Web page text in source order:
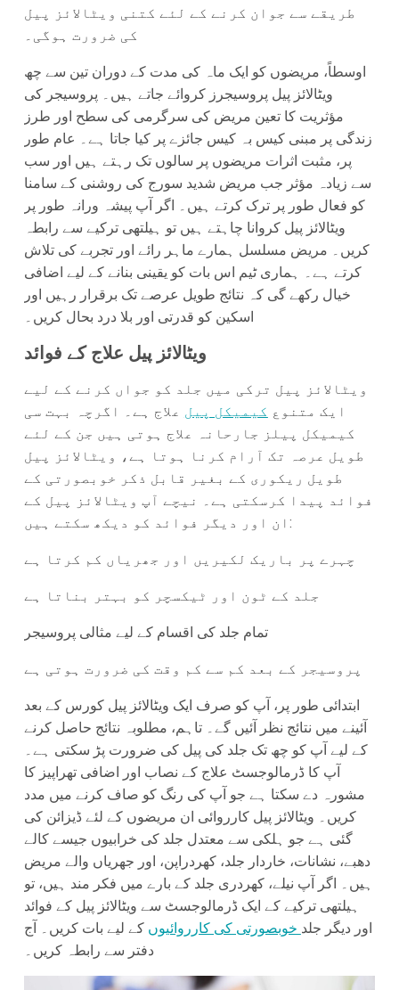
طریقے سے جوان کرنے کے لئے کتنی ویٹالائز پیل
کی ضرورت ہوگی۔
اوسطاً، مریضوں کو ایک ماہ کی مدت کے دوران تین سے چھ
ویٹالائز پیل پروسیجرز کروائے جاتے ہیں۔ پروسیجر کی
مؤثریت کا تعین مریض کی سرگرمی کی سطح اور طرز
زندگی پر مبنی کیس بہ کیس جائزے پر کیا جاتا ہے۔ عام طور
پر، مثبت اثرات مریضوں پر سالوں تک رہتے ہیں اور سب
سے زیادہ مؤثر جب مریض شدید سورج کی روشنی کے سامنا
کو فعال طور پر ترک کرتے ہیں۔ اگر آپ پیشہ ورانہ طور پر
ویٹالائز پیل کروانا چاہتے ہیں تو ہیلتھی ترکیے سے رابطہ
کریں۔ مریض مسلسل ہمارے ماہر رائے اور تجربے کی تلاش
کرتے ہے۔ ہماری ٹیم اس بات کو یقینی بنانے کے لیے اضافی
خیال رکھے گی کہ نتائج طویل عرصے تک برقرار رہیں اور
اسکین کو قدرتی اور بلا درد بحال کریں۔
ویٹالائز پیل علاج کے فوائد
ویٹالائز پیل ترکی میں جلد کو جواں کرنے کے لیے
ایک متنوع کیمیکل پیل علاج ہے۔ اگرچہ بہت سی
کیمیکل پیلز جارحانہ علاج ہوتی ہیں جن کے لئے
طویل عرصہ تک آرام کرنا ہوتا ہے، ویٹالائز پیل
طویل ریکوری کے بغیر قابل ذکر خوبصورتی کے
فوائد پیدا کرسکتی ہے۔ نیچے آپ ویٹالائز پیل کے
ان اور دیگر فوائد کو دیکھ سکتے ہیں:
چہرے پر باریک لکیریں اور جھریاں کم کرتا ہے
جلد کے ٹون اور ٹیکسچر کو بہتر بناتا ہے
تمام جلد کی اقسام کے لیے مثالی پروسیجر
پروسیجر کے بعد کم سے کم وقت کی ضرورت ہوتی ہے
ابتدائی طور پر، آپ کو صرف ایک ویٹالائز پیل کورس کے بعد
آئینے میں نتائج نظر آئیں گے۔ تاہم، مطلوبہ نتائج حاصل کرنے
کے لیے آپ کو چھ تک جلد کی پیل کی ضرورت پڑ سکتی ہے۔
آپ کا ڈرمالوجسٹ علاج کے نصاب اور اضافی تھراپیز کا
مشورہ دے سکتا ہے جو آپ کی رنگ کو صاف کرنے میں مدد
کریں۔ ویٹالائز پیل کارروائی ان مریضوں کے لئے ڈیزائن کی
گئی ہے جو ہلکی سے معتدل جلد کی خرابیوں جیسے کالے
دھبے، نشانات، خاردار جلد، کھردراپن، اور جھریاں والے مریض
ہیں۔ اگر آپ نیلے، کھردری جلد کے بارے میں فکر مند ہیں، تو
ہیلتھی ترکیے کے ایک ڈرمالوجسٹ سے ویٹالائز پیل کے فوائد
اور دیگر جلد خوبصورتی کی کارروائیوں کے لیے بات کریں۔ آج
دفتر سے رابطہ کریں۔